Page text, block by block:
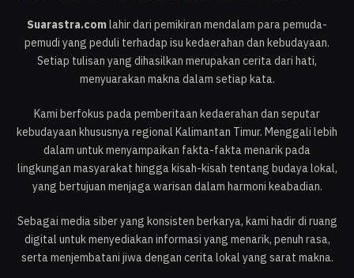
Suarastra.comlahir dari pemikiran mendalam para pemuda-
pemudi yang peduli terhadap isu kedaerahan dan kebudayaan.
Setiap tulisan yang dihasilkan merupakan cerita dari hati,
menyuarakan makna dalam setiap kata.
Kami berfokus pada pemberitaan kedaerahan dan seputar
kebudayaan khususnya regional Kalimantan Timur. Menggali lebih
dalam untuk menyampaikan fakta-fakta menarik pada
lingkungan masyarakat hingga kisah-kisah tentang budaya lokal,
yang bertujuan menjaga warisan dalam harmoni keabadian.
Sebagai media siber yang konsisten berkarya, kami hadir di ruang
digital untuk menyediakan informasi yang menarik, penuh rasa,
serta menjembatani jiwa dengan cerita lokal yang sarat makna.